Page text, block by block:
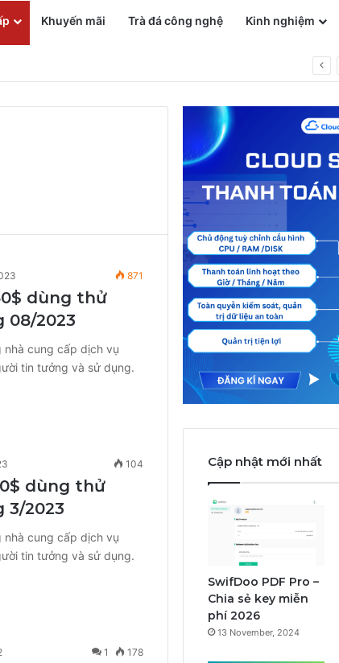
Khuyến mãi Trà đá công nghệ Kinh nghiệm
871
dùng thử
08/2023
nhà cung cấp dịch vụ
tin tưởng và sử dụng.
104
dùng thử
3/2023
nhà cung cấp dịch vụ
tin tưởng và sử dụng.
1 178
Cập nhật mới nhất
SwifDoo PDF Pro –
Chia sẻ key miễn
phí 2026
13 November, 2024